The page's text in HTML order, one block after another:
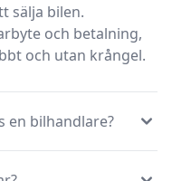
sälja bilen.
och betalning,
och utan krångel.
en bilhandlare?